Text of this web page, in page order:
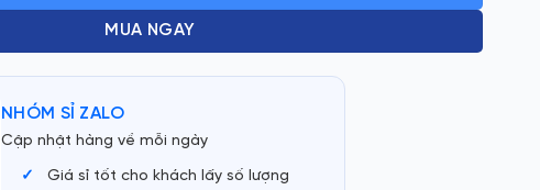
MUA NGAY
NHÓM SỈ ZALO
Cập nhật hàng về mỗi ngày
Giá sỉ tốt cho khách lấy số lượng